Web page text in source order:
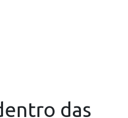
das